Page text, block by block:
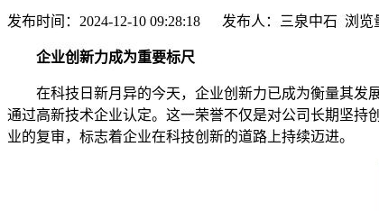
发布时间：2024-12-10 09:28:18 发布人：三泉中石 浏览
企业创新力成为重要标尺
在科技日新月异的今天，企业创新力已成为衡量其发展
通过高新技术企业认定。这一荣誉不仅是对公司长期坚持
业的复审，标志着企业在科技创新的道路上持续迈进。